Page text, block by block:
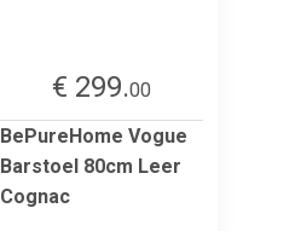
€ 299.00
BePureHome Vogue
Barstoel 80cm Leer
Cognac